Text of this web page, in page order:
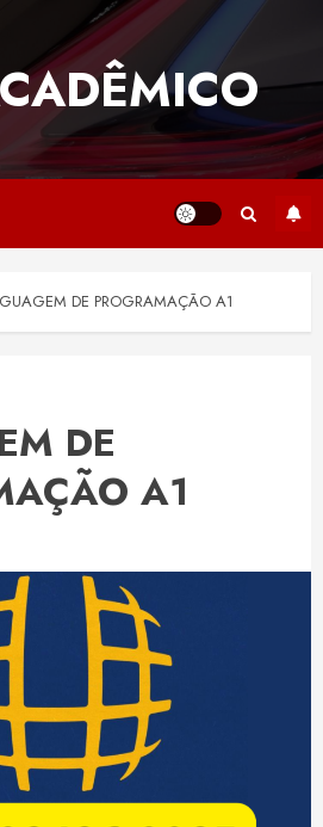
DE PROGRAMAÇÃO A1
DE
A1